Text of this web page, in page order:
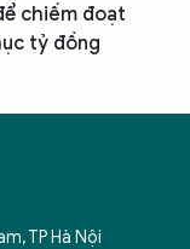
chiếm đoạt
tỷ đồng
TP Hà Nội